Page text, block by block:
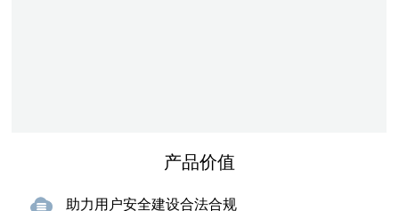
产品价值
助力用户安全建设合法合规